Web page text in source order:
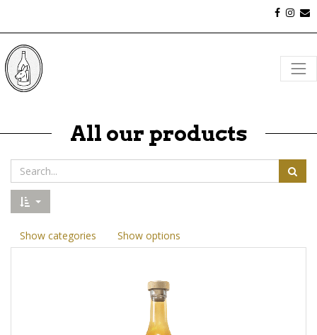
All our products
Show categories Show options